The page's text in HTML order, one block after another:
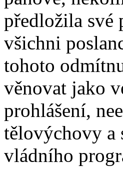
předložila své
všichni
tohoto
věnovat jako
prohlášení,
tělovýchovy a
vládního